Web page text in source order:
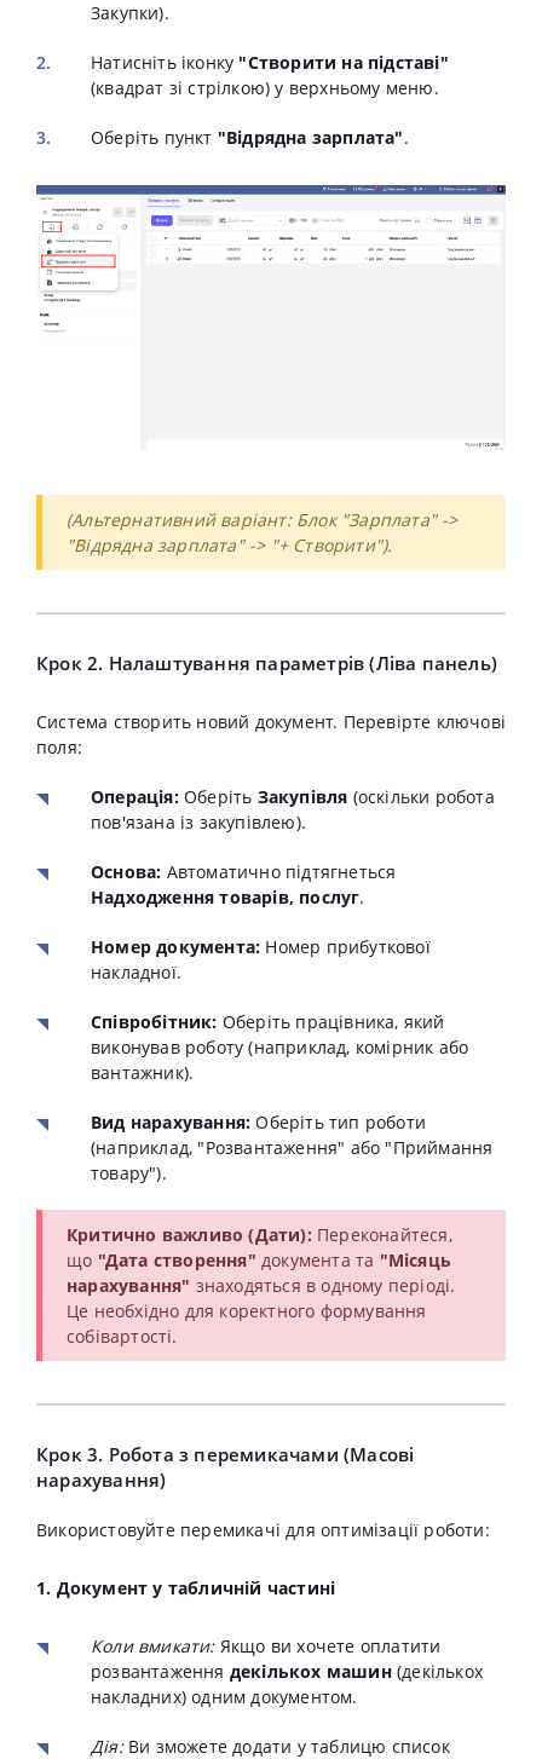
Закупки).
Натисніть іконку "Створити на підставі"
(квадрат зі стрілкою) у верхньому меню.
Оберіть пункт "Відрядна зарплата".
(Альтернативний варіант: Блок "Зарплата" ->
"Відрядна зарплата" -> "+ Створити").
Крок 2. Налаштування параметрів (Ліва панель)
Система створить новий документ. Перевірте ключові
поля:
Операція:Оберіть Закупівля (оскільки робота
пов'язана із закупівлею).
Основа: Автоматично підтягнеться
Надходження товарів, послуг.
Номер документа: Номер прибуткової
накладної.
Співробітник: Оберіть працівника, який
виконував роботу (наприклад, комірник або
вантажник).
Вид нарахування: Оберіть тип роботи
(наприклад, "Розвантаження" або "Приймання
товару").
Критично важливо (Дати): Переконайтеся,
що "Дата створення" документа та "Місяць
нарахування" знаходяться в одному періоді.
Це необхідно для коректного формування
собівартості.
Крок 3. Робота з перемикачами (Масові
нарахування)
Використовуйте перемикачі для оптимізації роботи:
1. Документ у табличній частині
Коли вмикати:Якщо ви хочете оплатити
розвантаження декількох машин(декількох
накладних) одним документом.
Дія:Ви зможете додати у таблицю список